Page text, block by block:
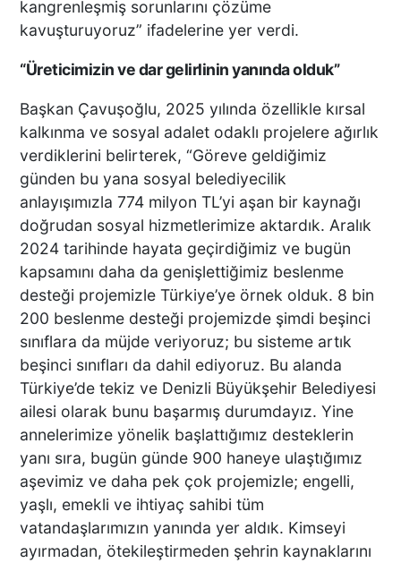
kangrenleşmiş sorunlarını çözüme
kavuşturuyoruz” ifadelerine yer verdi.
“Üreticimizin ve dar gelirlinin yanında olduk”
Başkan Çavuşoğlu, 2025 yılında özellikle kırsal
kalkınma ve sosyal adalet odaklı projelere ağırlık
verdiklerini belirterek, “Göreve geldiğimiz
günden bu yana sosyal belediyecilik
anlayışımızla 774 milyon TL’yi aşan bir kaynağı
doğrudan sosyal hizmetlerimize aktardık. Aralık
2024 tarihinde hayata geçirdiğimiz ve bugün
kapsamını daha da genişlettiğimiz beslenme
desteği projemizle Türkiye’ye örnek olduk. 8 bin
200 beslenme desteği projemizde şimdi beşinci
sınıflara da müjde veriyoruz; bu sisteme artık
beşinci sınıfları da dahil ediyoruz. Bu alanda
Türkiye’de tekiz ve Denizli Büyükşehir Belediyesi
ailesi olarak bunu başarmış durumdayız. Yine
annelerimize yönelik başlattığımız desteklerin
yanı sıra, bugün günde 900 haneye ulaştığımız
aşevimiz ve daha pek çok projemizle; engelli,
yaşlı, emekli ve ihtiyaç sahibi tüm
vatandaşlarımızın yanında yer aldık. Kimseyi
ayırmadan, ötekileştirmeden şehrin kaynaklarını